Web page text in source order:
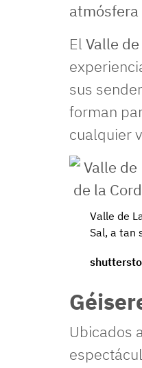
El Valle
sus
forman
cualquier
Valle de
Sal, a tan
Ubicados